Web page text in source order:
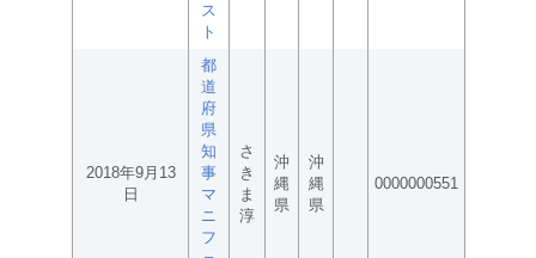
ス
ト
2018年9月13
日
都
道
府
県
知
事
マ
ニ
フ
さ
き
ま
淳
沖
縄
県
沖
縄
県
0000000551